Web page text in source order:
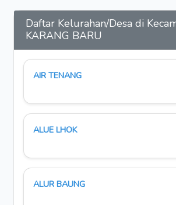
Daftar Kelurahan/Desa di
KARANG BARU
AIR TENANG
ALUE LHOK
ALUR BAUNG